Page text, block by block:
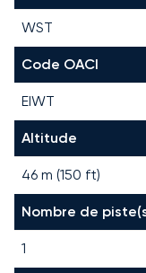
WST
Code OACI
EIWT
Altitude
46 m (150 ft)
Nombre de
1